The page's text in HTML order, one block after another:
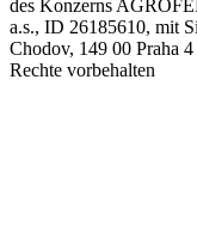
des Konzerns
a.s., ID 26185610, mit
Chodov, 149 00 Praha
Rechte vorbehalten